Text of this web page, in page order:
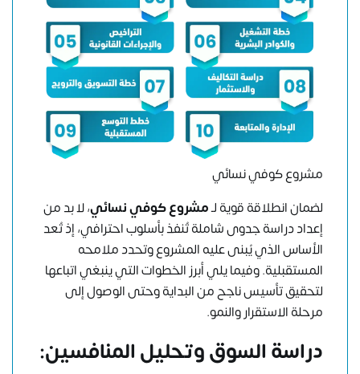
مشروع كوفي نسائي
لضمان انطلاقة قوية لـمشروع كوفي نسائي، لا بد من
إعداد دراسة جدوى شاملة تُنفذ بأسلوب احترافي، إذ تُعد
الأساس الذي يُبنى عليه المشروع وتحدد ملامحه
المستقبلية. وفيما يلي أبرز الخطوات التي ينبغي اتباعها
لتحقيق تأسيس ناجح من البداية وحتى الوصول إلى
مرحلة الاستقرار والنمو.
دراسة السوق وتحليل المنافسين: